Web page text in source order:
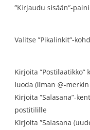
”Kirjaudu sisään”-
Valitse ”Pikalinkit”-
Kirjoita
luoda (ilman @-
Kirjoita ”Salasana”-
postitilille
Kirjoita ”Salasana